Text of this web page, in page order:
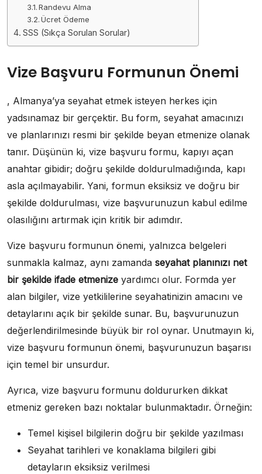
Randevu Alma
Ücret Ödeme
SSS (Sıkça Sorulan Sorular)
Vize Başvuru Formunun Önemi
, Almanya’ya seyahat etmek isteyen herkes için
yadsınamaz bir gerçektir. Bu form, seyahat amacınızı
ve planlarınızı resmi bir şekilde beyan etmenize olanak
tanır. Düşünün ki, vize başvuru formu, kapıyı açan
anahtar gibidir; doğru şekilde doldurulmadığında, kapı
asla açılmayabilir. Yani, formun eksiksiz ve doğru bir
şekilde doldurulması, vize başvurunuzun kabul edilme
olasılığını artırmak için kritik bir adımdır.
Vize başvuru formunun önemi, yalnızca belgeleri
sunmakla kalmaz, aynı zamanda seyahat planınızı net
bir şekilde ifade etmenize yardımcı olur. Formda yer
alan bilgiler, vize yetkililerine seyahatinizin amacını ve
detaylarını açık bir şekilde sunar. Bu, başvurunuzun
değerlendirilmesinde büyük bir rol oynar. Unutmayın ki,
vize başvuru formunun önemi, başvurunuzun başarısı
için temel bir unsurdur.
Ayrıca, vize başvuru formunu doldururken dikkat
etmeniz gereken bazı noktalar bulunmaktadır. Örneğin:
Temel kişisel bilgilerin doğru bir şekilde yazılması
Seyahat tarihleri ve konaklama bilgileri gibi
detayların eksiksiz verilmesi